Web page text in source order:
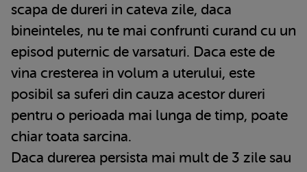
scapa de dureri in cateva zile, daca
bineinteles, nu te mai confrunti curand cu un
episod puternic de varsaturi. Daca este de
vina cresterea in volum a uterului, este
posibil sa suferi din cauza acestor dureri
pentru o perioada mai lunga de timp, poate
chiar toata sarcina.
Daca durerea persista mai mult de 3 zile sau